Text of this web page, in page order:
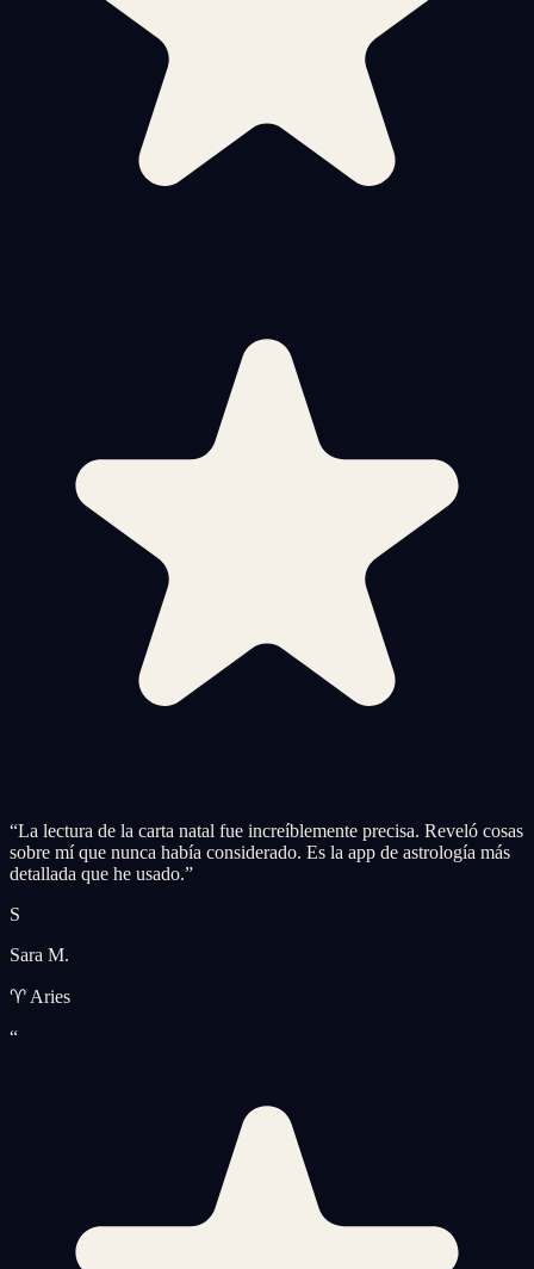
“La lectura de la carta natal fue increíblemente precisa. Reveló cosas
sobre mí que nunca había considerado. Es la app de astrología más
detallada que he usado.”
S
Sara M.
♈ Aries
“